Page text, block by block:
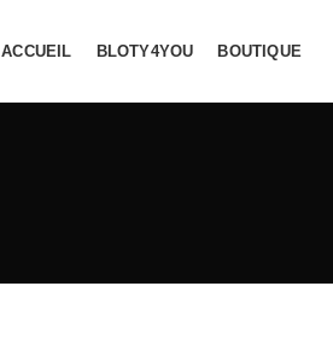
ACCUEIL BLOTY4YOU BOUTIQUE